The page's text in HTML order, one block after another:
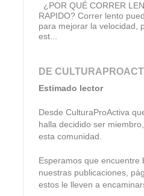
¿POR QUÉ CORRER
RAPIDO? Correr lento
para mejorar la velocidad,
est...
DE
Estimado lector
Desde CulturaProActiva
halla decidido ser
esta comunidad.
Esperamos que encuentre
nuestras publicaciones,
estos le lleven a